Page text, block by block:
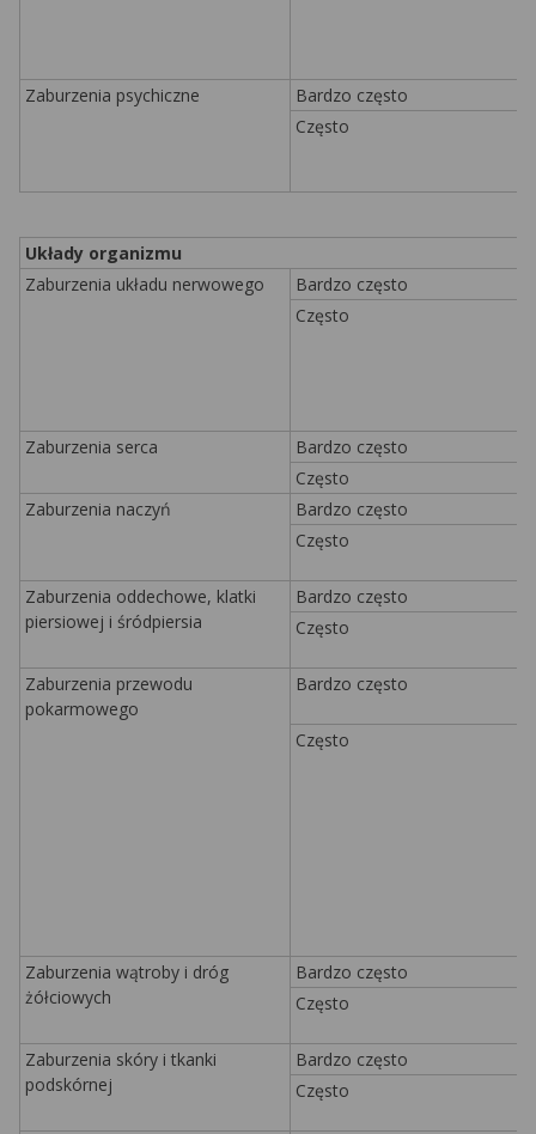
Zaburzenia psychiczne
Bardzo często
Często
Układy organizmu
Zaburzenia układu nerwowego
Bardzo często
Często
Zaburzenia serca
Bardzo często
Często
Zaburzenia naczyń
Bardzo często
Często
Zaburzenia oddechowe, klatki
piersiowej i śródpiersia
Bardzo często
Często
Zaburzenia przewodu
pokarmowego
Bardzo często
Często
Zaburzenia wątroby i dróg
żółciowych
Bardzo często
Często
Zaburzenia skóry i tkanki
podskórnej
Bardzo często
Często